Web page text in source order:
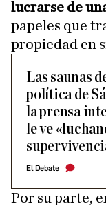
lucrarse de
papeles que
propiedad en
Las saunas
política de
la prensa
le ve
El Debate
Por su parte,